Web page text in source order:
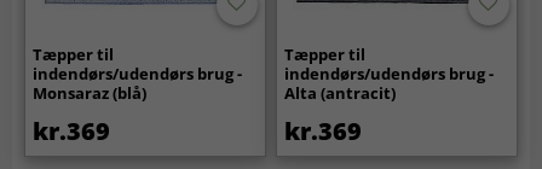
Tæpper til
indendørs/udendørs brug -
Monsaraz (blå)
kr.369
Tæpper til
indendørs/udendørs brug -
Alta (antracit)
kr.369